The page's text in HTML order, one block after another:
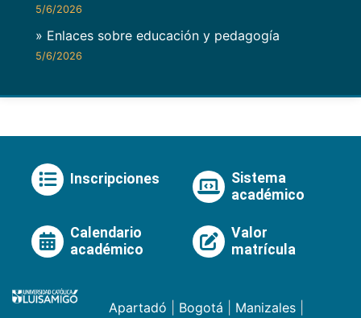
5/6/2026
» Enlaces sobre educación y pedagogía
5/6/2026
Inscripciones
Sistema
académico
Calendario
académico
Valor
matrícula
Apartadó Bogotá Manizales